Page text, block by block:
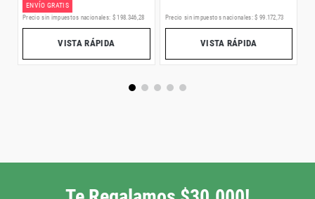
ENVÍO GRATIS
Precio sin impuestos nacionales: $ 198 346 28
VISTA RÁPIDA
Precio sin impuestos nacionales: $ 99 172 ,73
VISTA RÁPIDA